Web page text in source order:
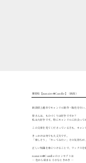
推奨校【nanairo❆Candle】（新潟）
新潟県上越市でキャンドル制作・販売を行い
皆さんは、ものづくりは好きですか？
私は大好きです。特にキャンドルに出会って
この文章を見てくださっている方も、キャ
きっかけは何でも大丈夫です。
「楽しそう」「やってみたい」その気持ちが
正しい知識を身につけることで、ワックスを
nanairo❆Candle のコンセプトは
― 色から始まる 小さなときめき ―